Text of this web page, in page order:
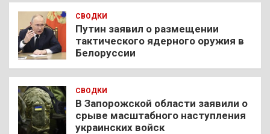
СВОДКИ
Путин заявил о размещении
тактического ядерного оружия в
Белоруссии
СВОДКИ
В Запорожской области заявили о
срыве масштабного наступления
украинских войск